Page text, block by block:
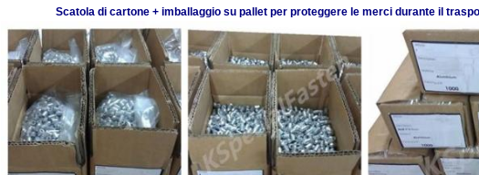
Scatola di cartone + imballaggio su pallet per proteggere le merci durante il